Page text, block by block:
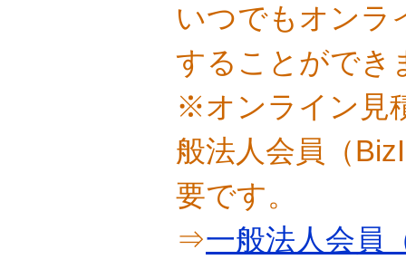
いつでもオンラ
することができ
※オンライン見
般法人会員（
要です。
⇒一般法人会員